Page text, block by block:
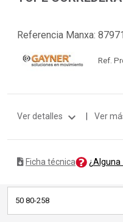
Referencia Manxa:
Ref.
Ver detalles expand_more Ver
Ficha técnica ¿Alguna
50 80-258